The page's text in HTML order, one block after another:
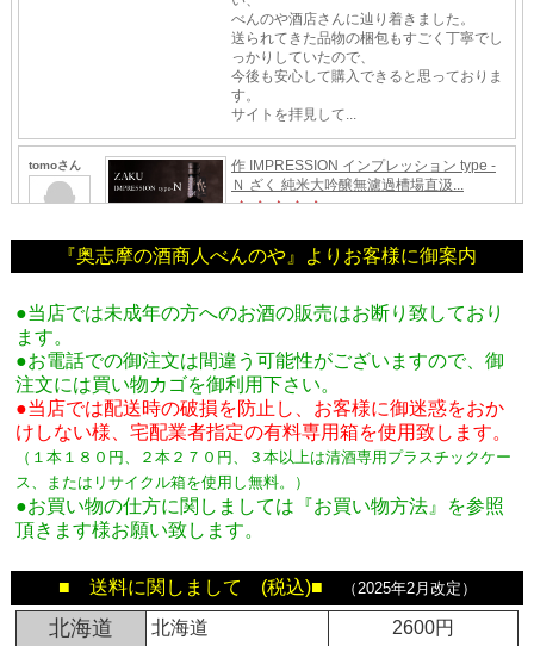
『奥志摩の酒商人べんのや』よりお客様に御案内
●当店では未成年の方へのお酒の販売はお断り致しており
ます。
●お電話での御注文は間違う可能性がございますので、御
注文には買い物カゴを御利用下さい。
●当店では配送時の破損を防止し、お客様に御迷惑をおか
けしない様、宅配業者指定の有料専用箱を使用致します。
（１本１８０円、２本２７０円、３本以上は清酒専用プラスチックケー
ス、またはリサイクル箱を使用し無料。
）
●お買い物の仕方に関しましては『お買い物方法』を参照
頂きます様お願い致します。
■ 送料に関しまして (税込)■ （2025年2月改定）
北海道 北海道 2600円